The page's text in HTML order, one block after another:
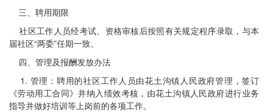
三、聘用期限
社区工作人员经考试、资格审核后按照有关规定程序录取，与本
届社区“两委”任期一致。
四、管理及报酬发放办法
1. 管理：聘用的社区工作人员由花土沟镇人民政府管理，签订
《劳动用工合同》并纳入绩效考核，由花土沟镇人民政府进行业务
指导并做好培训等上岗前的各项工作。